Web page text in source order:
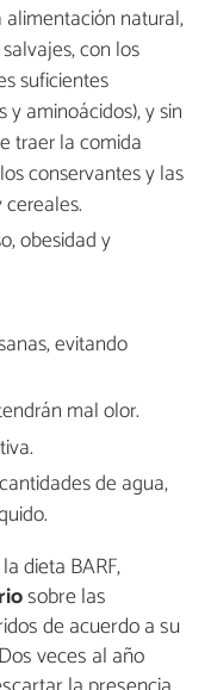
natural,
con los
suficientes
y aminoácidos), y sin
traer la comida
conservantes y las
obesidad y
evitando
mal olor.
de agua,
dieta BARF,
sobre las
de acuerdo a su
veces al año